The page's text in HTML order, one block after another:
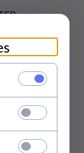
RIDING
IT